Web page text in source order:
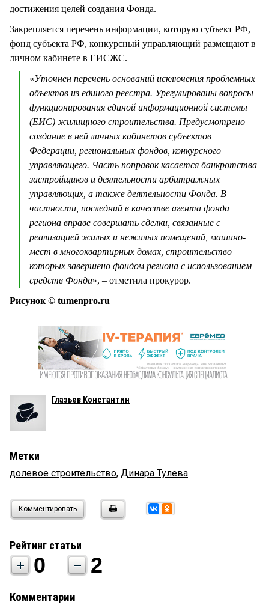
достижения целей создания Фонда.
Закрепляется перечень информации, которую субъект РФ,
фонд субъекта РФ, конкурсный управляющий размещают в
личном кабинете в ЕИСЖС.
«Уточнен перечень оснований исключения проблемных
объектов из единого реестра. Урегулированы вопросы
функционирования единой информационной системы
(ЕИС) жилищного строительства. Предусмотрено
создание в ней личных кабинетов субъектов
Федерации, региональных фондов, конкурсного
управляющего. Часть поправок касается банкротства
застройщиков и деятельности арбитражных
управляющих, а также деятельности Фонда. В
частности, последний в качестве агента фонда
региона вправе совершать сделки, связанные с
реализацией жилых и нежилых помещений, машино-
мест в многоквартирных домах, строительство
которых завершено фондом региона с использованием
средств Фонда», – отметила прокурор.
Рисунок © tumenpro.ru
Глазьев Константин
Метки
долевое строительство, Динара Тулева
Комментировать
Рейтинг статьи
0 2
Комментарии